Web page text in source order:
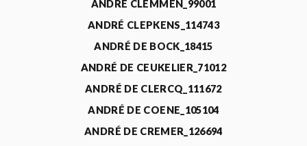
ANDRÉ CLEMMEN_99001
ANDRÉ CLEPKENS_114743
ANDRÉ DE BOCK_18415
ANDRÉ DE CEUKELIER_71012
ANDRÉ DE CLERCQ_111672
ANDRÉ DE COENE_105104
ANDRÉ DE CREMER_126694